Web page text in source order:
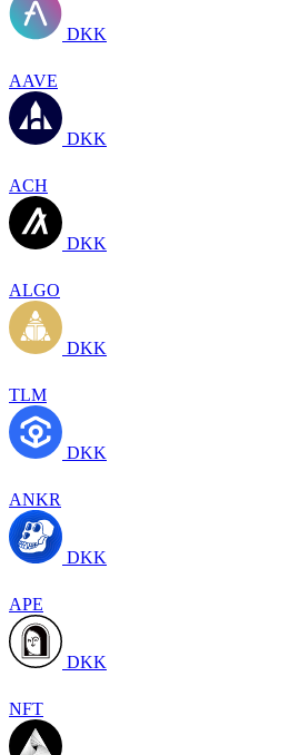
DKK
AAVE
DKK
ACH
DKK
ALGO
DKK
TLM
DKK
ANKR
DKK
APE
DKK
NFT